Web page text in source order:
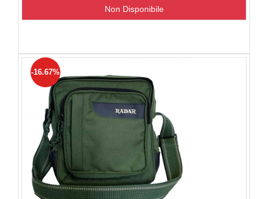
Non Disponibile
-16.67%